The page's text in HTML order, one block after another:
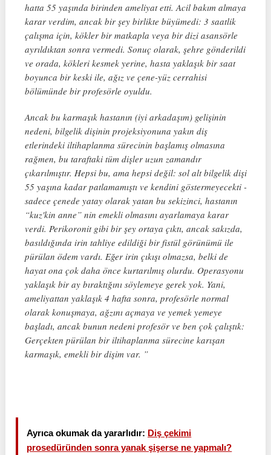
hatta 55 yaşında birinden ameliyat etti. Acil bakım almaya
karar verdim, ancak bir şey birlikte büyümedi: 3 saatlik
çalışma için, kökler bir matkapla veya bir dizi asansörle
ayrıldıktan sonra vermedi. Sonuç olarak, şehre gönderildi
ve orada, kökleri kesmek yerine, hasta yaklaşık bir saat
boyunca bir keski ile, ağız ve çene-yüz cerrahisi
bölümünde bir profesörle oyuldu.
Ancak bu karmaşık hastanın (iyi arkadaşım) gelişinin
nedeni, bilgelik dişinin projeksiyonuna yakın diş
etlerindeki iltihaplanma sürecinin başlamış olmasına
rağmen, bu taraftaki tüm dişler uzun zamandır
çıkarılmıştır. Hepsi bu, ama hepsi değil: sol alt bilgelik dişi
55 yaşına kadar patlamamıştı ve kendini göstermeyecekti -
sadece çenede yatay olarak yatan bu sekizinci, hastanın
“kuz'kin anne” nin emekli olmasını ayarlamaya karar
verdi. Perikoronit gibi bir şey ortaya çıktı, ancak sakızda,
basıldığında irin tahliye edildiği bir fistül görünümü ile
pürülan ödem vardı. Eğer irin çıkışı olmazsa, belki de
hayat ona çok daha önce kurtarılmış olurdu. Operasyonu
yaklaşık bir ay bıraktığını söylemeye gerek yok. Yani,
ameliyattan yaklaşık 4 hafta sonra, profesörle normal
olarak konuşmaya, ağzını açmaya ve yemek yemeye
başladı, ancak bunun nedeni profesör ve ben çok çalıştık:
Gerçekten pürülan bir iltihaplanma sürecine karışan
karmaşık, emekli bir dişim var. ”
Ayrıca okumak da yararlıdır: Diş çekimi
prosedüründen sonra yanak şişerse ne yapmalı?